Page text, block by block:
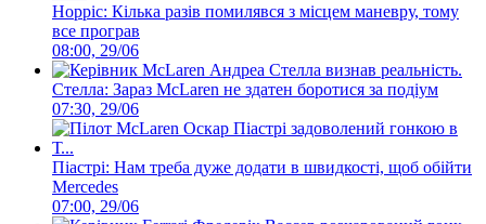
Норріс: Кілька разів помилявся з місцем маневру, тому
все програв
08:00, 29/06
Стелла: Зараз McLaren не здатен боротися за подіум
07:30, 29/06
Піастрі: Нам треба дуже додати в швидкості, щоб обійти
Mercedes
07:00, 29/06